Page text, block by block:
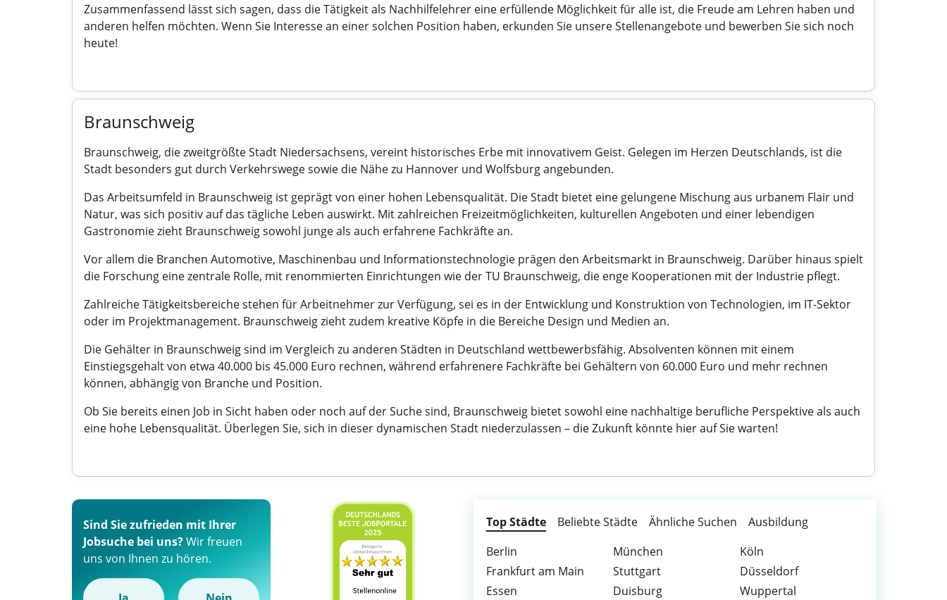
Zusammenfassend lässt sich sagen, dass die Tätigkeit als Nachhilfelehrer eine erfüllende Möglichkeit für alle ist, die Freude am Lehren haben und
anderen helfen möchten. Wenn Sie Interesse an einer solchen Position haben, erkunden Sie unsere Stellenangebote und bewerben Sie sich noch
heute!
Braunschweig
Braunschweig, die zweitgrößte Stadt Niedersachsens, vereint historisches Erbe mit innovativem Geist. Gelegen im Herzen Deutschlands, ist die
Stadt besonders gut durch Verkehrswege sowie die Nähe zu Hannover und Wolfsburg angebunden.
Das Arbeitsumfeld in Braunschweig ist geprägt von einer hohen Lebensqualität. Die Stadt bietet eine gelungene Mischung aus urbanem Flair und
Natur, was sich positiv auf das tägliche Leben auswirkt. Mit zahlreichen Freizeitmöglichkeiten, kulturellen Angeboten und einer lebendigen
Gastronomie zieht Braunschweig sowohl junge als auch erfahrene Fachkräfte an.
Vor allem die Branchen Automotive, Maschinenbau und Informationstechnologie prägen den Arbeitsmarkt in Braunschweig. Darüber hinaus spielt
die Forschung eine zentrale Rolle, mit renommierten Einrichtungen wie der TU Braunschweig, die enge Kooperationen mit der Industrie pflegt.
Zahlreiche Tätigkeitsbereiche stehen für Arbeitnehmer zur Verfügung, sei es in der Entwicklung und Konstruktion von Technologien, im IT-Sektor
oder im Projektmanagement. Braunschweig zieht zudem kreative Köpfe in die Bereiche Design und Medien an.
Die Gehälter in Braunschweig sind im Vergleich zu anderen Städten in Deutschland wettbewerbsfähig. Absolventen können mit einem
Einstiegsgehalt von etwa 40.000 bis 45.000 Euro rechnen, während erfahrenere Fachkräfte bei Gehältern von 60.000 Euro und mehr rechnen
können, abhängig von Branche und Position.
Ob Sie bereits einen Job in Sicht haben oder noch auf der Suche sind, Braunschweig bietet sowohl eine nachhaltige berufliche Perspektive als auch
eine hohe Lebensqualität. Überlegen Sie, sich in dieser dynamischen Stadt niederzulassen – die Zukunft könnte hier auf Sie warten!
Sind Sie zufrieden mit Ihrer
Jobsuche bei uns?Wir freuen
uns von Ihnen zu hören.
Top Städte Beliebte Städte Ähnliche Suchen
Ausbildung
Berlin
München
Köln
Frankfurt am Main
Stuttgart
Düsseldorf
Essen
Duisburg Wuppertal